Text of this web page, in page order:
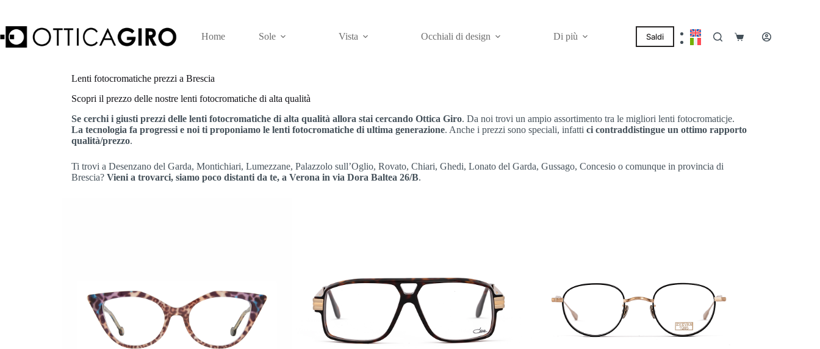
contenuto
Home
Sole Vista Occhiali di design Di più Saldi Carrello
Lenti fotocromatiche prezzi a Brescia
Scopri il prezzo delle nostre lenti fotocromatiche di alta qualità
Se cerchi i giusti prezzi delle lenti fotocromatiche di alta qualità allora stai cercando Ottica Giro. Da noi trovi un ampio assortimento tra le migliori lenti fotocromaticje.
La tecnologia fa progressi e noi ti proponiamo le lenti fotocromatiche di ultima generazione. Anche i prezzi sono speciali, infatti ci contraddistingue un ottimo rapporto
qualità/prezzo.
Ti trovi a Desenzano del Garda, Montichiari, Lumezzane, Palazzolo sull’Oglio, Rovato, Chiari, Ghedi, Lonato del Garda, Gussago, Concesio o comunque in provincia di
Brescia? Vieni a trovarci, siamo poco distanti da te, a Verona in via Dora Baltea 26/B.